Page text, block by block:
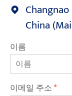
China
이름
이메일 주소*